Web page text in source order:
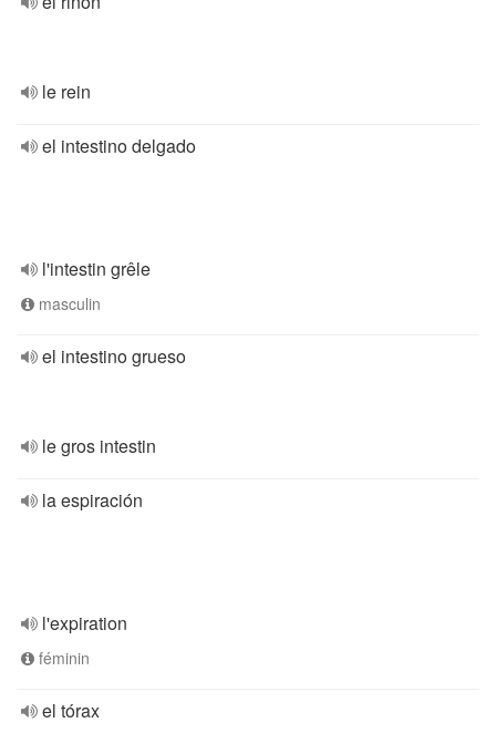
le rein
el intestino delgado
l'intestin grêle
masculin
el intestino grueso
le gros intestin
la espiración
l'expiration
féminin
el tórax